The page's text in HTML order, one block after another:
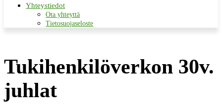
Yhteystiedot
Ota yhteyttä
Tietosuojaseloste
Tukihenkilöverkon 30v.
juhlat